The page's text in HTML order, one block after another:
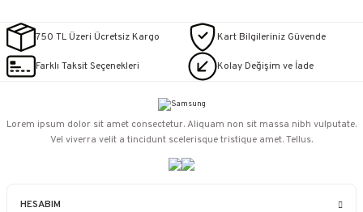
750 TL Üzeri Ücretsiz Kargo Kart Bilgileriniz Güvende
Farklı Taksit Seçenekleri Kolay Değişim ve İade
HESABIM
Lorem ipsum dolor sit amet consectetur. Aliquam non sit massa nibh vulputate.
Vel viverra velit a tincidunt scelerisque tristique amet. Tellus.